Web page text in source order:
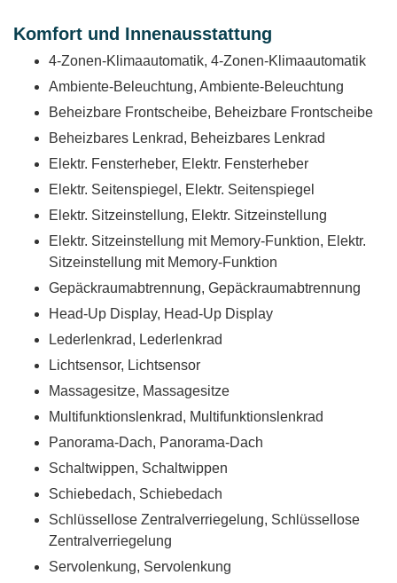
Komfort und Innenausstattung
4-Zonen-Klimaautomatik, 4-Zonen-Klimaautomatik
Ambiente-Beleuchtung, Ambiente-Beleuchtung
Beheizbare Frontscheibe, Beheizbare Frontscheibe
Beheizbares Lenkrad, Beheizbares Lenkrad
Elektr. Fensterheber, Elektr. Fensterheber
Elektr. Seitenspiegel, Elektr. Seitenspiegel
Elektr. Sitzeinstellung, Elektr. Sitzeinstellung
Elektr. Sitzeinstellung mit Memory-Funktion, Elektr.
Sitzeinstellung mit Memory-Funktion
Gepäckraumabtrennung, Gepäckraumabtrennung
Head-Up Display, Head-Up Display
Lederlenkrad, Lederlenkrad
Lichtsensor, Lichtsensor
Massagesitze, Massagesitze
Multifunktionslenkrad, Multifunktionslenkrad
Panorama-Dach, Panorama-Dach
Schaltwippen, Schaltwippen
Schiebedach, Schiebedach
Schlüssellose Zentralverriegelung, Schlüssellose
Zentralverriegelung
Servolenkung, Servolenkung